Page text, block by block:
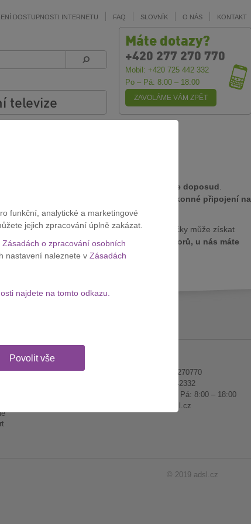
DOSTUPNOSTI INTERNETU FAQ SLOVNÍK O NÁS KONTAKT
televize
Máte dotazy?
+420 277 270 770
Mobil: +420 725 442 332
Po – Pá: 8:00 – 18:00
ZAVOLÁME VÁM ZPĚT
určitě najdete výhodnější tarify, než máte doposud
hodně telefonujete a potřebujete výkonné připojení na
s vámi nejlepší řešení. Výhodné balíčky může získat
výhodné balíčky jednotlivých operátorů, u nás máte
s námi
Telefon: +420277270770
Mobil: +420725442332
Dostupnost: Po – Pá: 8:00 – 18:00
adsl@adsl.cz
© 2019 adsl.cz
funkční, analytické a marketingové
jejich zpracování úplně zakázat.
Zásadách o zpracování osobních
nastavení naleznete v Zásadách
najdete na tomto odkazu.
Povolit vše